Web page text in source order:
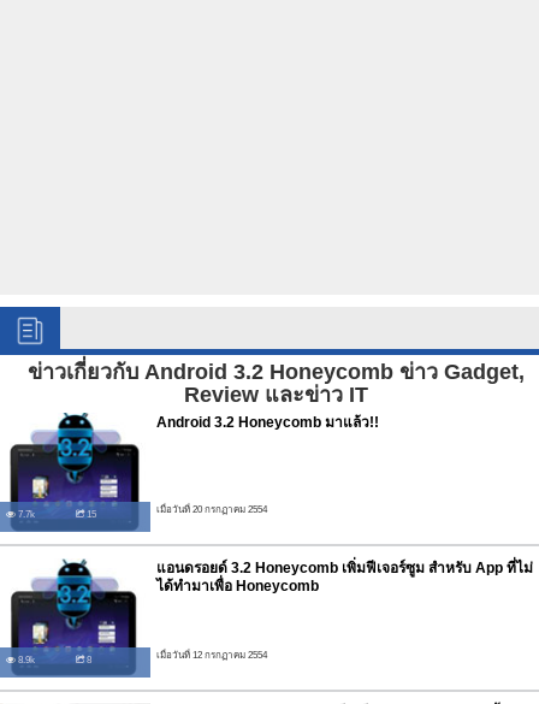
ข่าวเกี่ยวกับ Android 3.2 Honeycomb ข่าว Gadget,
Review และข่าว IT
7.7k 15
Android 3.2 Honeycomb มาแล้ว!!
เมื่อวันที่ 20 กรกฏาคม 2554
8.9k 8
แอนดรอยด์ 3.2 Honeycomb เพิ่มฟีเจอร์ซูม สำหรับ App ที่ไม่
ได้ทำมาเพื่อ Honeycomb
เมื่อวันที่ 12 กรกฏาคม 2554